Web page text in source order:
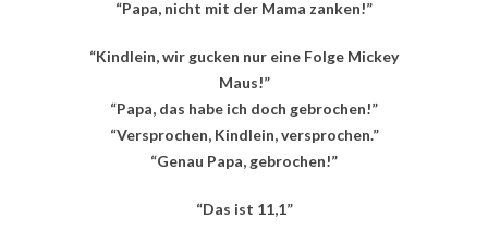
“Papa, nicht mit der Mama zanken!”
“Kindlein, wir gucken nur eine Folge Mickey
Maus!”
“Papa, das habe ich doch gebrochen!”
“Versprochen, Kindlein, versprochen.”
“Genau Papa, gebrochen!”
“Das ist 11,1”